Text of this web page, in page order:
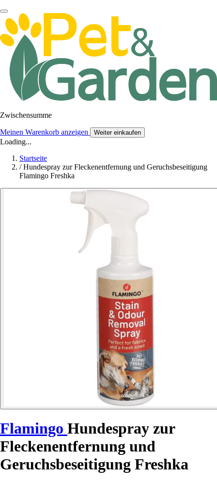
Zwischensumme
Meinen Warenkorb anzeigen Weiter einkaufen
Loading...
Startseite
/ Hundespray zur Fleckenentfernung und Geruchsbeseitigung
Flamingo Freshka
Flamingo Hundespray zur
Fleckenentfernung und
Geruchsbeseitigung Freshka